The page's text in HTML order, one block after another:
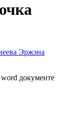
Эржэна
документе